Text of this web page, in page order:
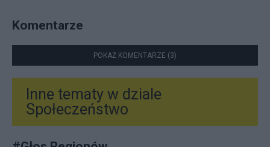
Komentarze
POKAŻ KOMENTARZE (3)
Inne tematy w dziale
Społeczeństwo